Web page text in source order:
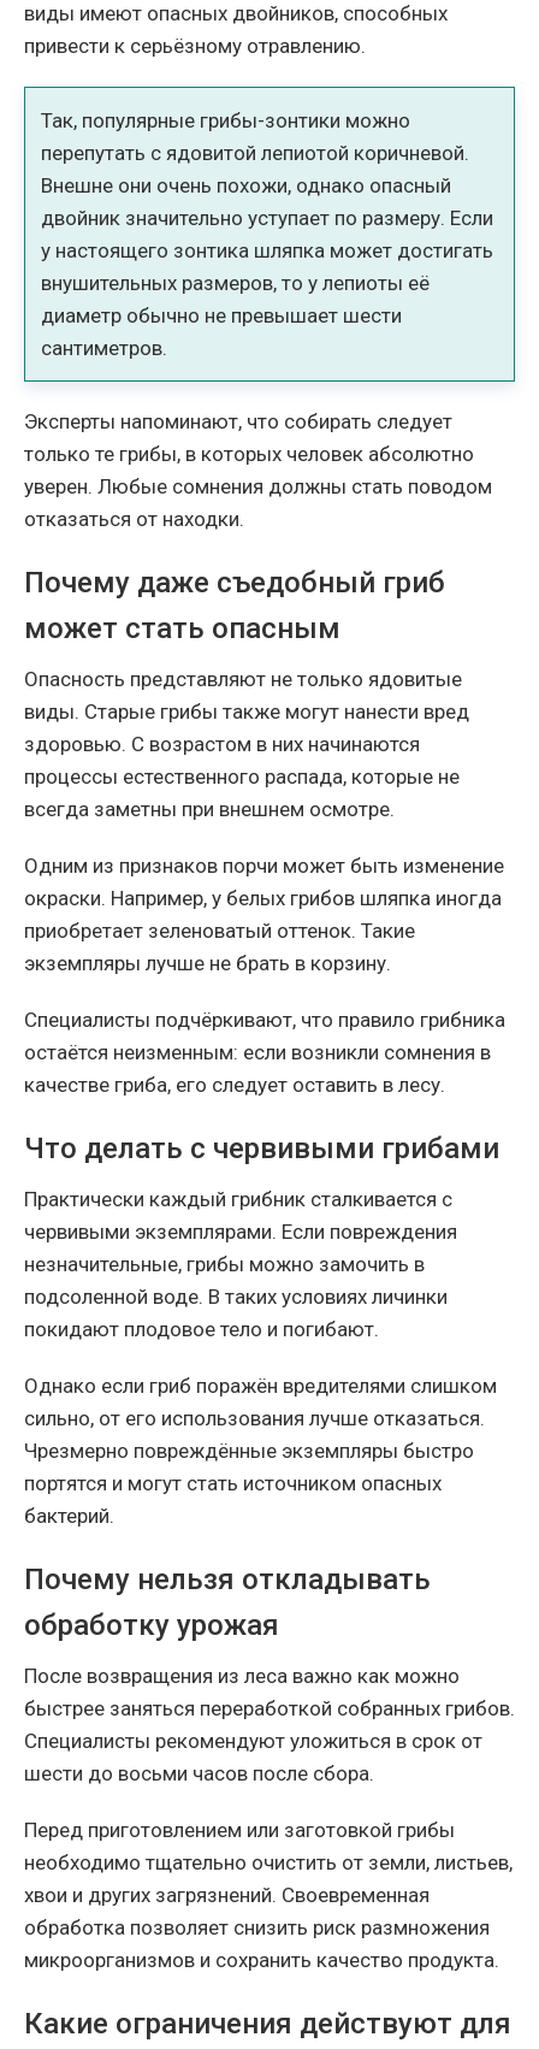
виды имеют опасных двойников, способных
привести к серьёзному отравлению.
Так, популярные грибы-зонтики можно
перепутать с ядовитой лепиотой коричневой.
Внешне они очень похожи, однако опасный
двойник значительно уступает по размеру. Если
у настоящего зонтика шляпка может достигать
внушительных размеров, то у лепиоты её
диаметр обычно не превышает шести
сантиметров.
Эксперты напоминают, что собирать следует
только те грибы, в которых человек абсолютно
уверен. Любые сомнения должны стать поводом
отказаться от находки.
Почему даже съедобный гриб
может стать опасным
Опасность представляют не только ядовитые
виды. Старые грибы также могут нанести вред
здоровью. С возрастом в них начинаются
процессы естественного распада, которые не
всегда заметны при внешнем осмотре.
Одним из признаков порчи может быть изменение
окраски. Например, у белых грибов шляпка иногда
приобретает зеленоватый оттенок. Такие
экземпляры лучше не брать в корзину.
Специалисты подчёркивают, что правило грибника
остаётся неизменным: если возникли сомнения в
качестве гриба, его следует оставить в лесу.
Что делать с червивыми грибами
Практически каждый грибник сталкивается с
червивыми экземплярами. Если повреждения
незначительные, грибы можно замочить в
подсоленной воде. В таких условиях личинки
покидают плодовое тело и погибают.
Однако если гриб поражён вредителями слишком
сильно, от его использования лучше отказаться.
Чрезмерно повреждённые экземпляры быстро
портятся и могут стать источником опасных
бактерий.
Почему нельзя откладывать
обработку урожая
После возвращения из леса важно как можно
быстрее заняться переработкой собранных грибов.
Специалисты рекомендуют уложиться в срок от
шести до восьми часов после сбора.
Перед приготовлением или заготовкой грибы
необходимо тщательно очистить от земли, листьев,
хвои и других загрязнений. Своевременная
обработка позволяет снизить риск размножения
микроорганизмов и сохранить качество продукта.
Какие ограничения действуют для